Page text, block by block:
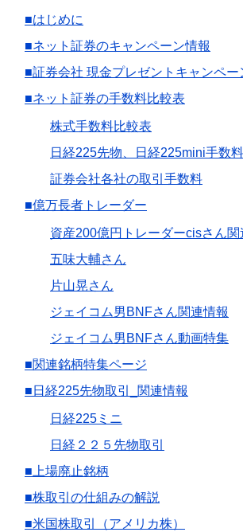
■はじめに
■ネット証券のキャンペーン情報
■証券会社 現金プレゼントキャンペー
■ネット証券の手数料比較表
株式手数料比較表
日経225先物、日経225mini手数
証券会社各社の取引手数料
■億万長者トレーダー
資産200億円トレーダーcisさん関
五味大輔さん
片山晃さん
ジェイコム男BNFさん関連情報
ジェイコム男BNFさん動画特集
■関連銘柄特集ページ
■日経225先物取引_関連情報
日経225ミニ
日経２２５先物取引
■上場廃止銘柄
■株取引の仕組みの解説
■米国株取引（アメリカ株）